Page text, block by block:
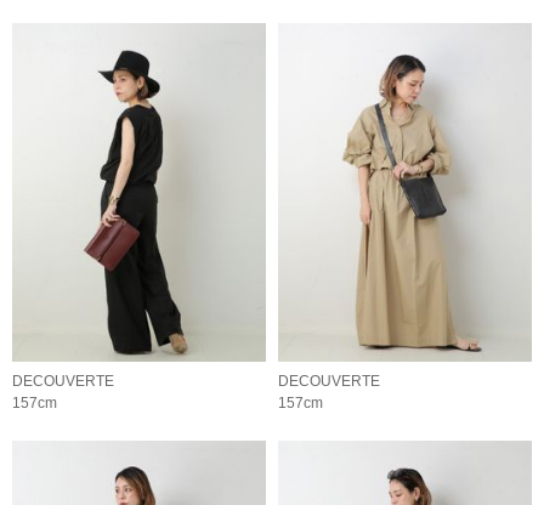
DECOUVERTE
157cm
DECOUVERTE
157cm